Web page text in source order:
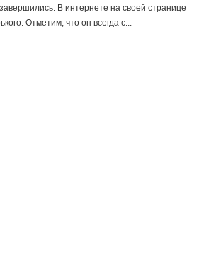
В интернете на своей странице
Отметим, что он всегда с...